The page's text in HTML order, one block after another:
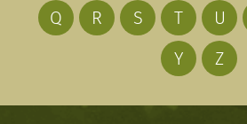
Q
R S T U
Y
Z